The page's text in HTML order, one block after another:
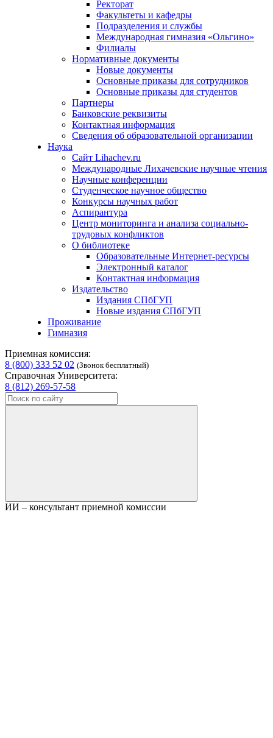
Ректорат
Факультеты и кафедры
Подразделения и службы
Международная гимназия «Ольгино»
Филиалы
Нормативные документы
Новые документы
Основные приказы для сотрудников
Основные приказы для студентов
Партнеры
Банковские реквизиты
Контактная информация
Сведения об образовательной организации
Наука
Сайт Lihachev.ru
Международные Лихачевские научные чтения
Научные конференции
Студенческое научное общество
Конкурсы научных работ
Аспирантура
Центр мониторинга и анализа социально-
трудовых конфликтов
О библиотеке
Образовательные Интернет-ресурсы
Электронный каталог
Контактная информация
Издательство
Издания СПбГУП
Новые издания СПбГУП
Проживание
Гимназия
Приемная комиссия:
8 (800) 333 52 02 (Звонок бесплатный)
Справочная Университета:
8 (812) 269-57-58
ИИ – консультант приемной комиссии